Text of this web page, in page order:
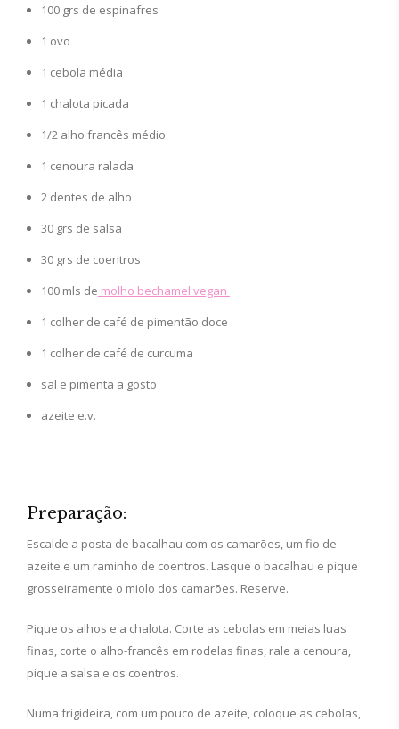
100 grs de espinafres
1 ovo
1 cebola média
1 chalota picada
1/2 alho francês médio
1 cenoura ralada
2 dentes de alho
30 grs de salsa
30 grs de coentros
100 mls de molho bechamel vegan
1 colher de café de pimentão doce
1 colher de café de curcuma
sal e pimenta a gosto
azeite e.v.
Preparação:
Escalde a posta de bacalhau com os camarões, um fio de
azeite e um raminho de coentros. Lasque o bacalhau e pique
grosseiramente o miolo dos camarões. Reserve.
Pique os alhos e a chalota. Corte as cebolas em meias luas
finas, corte o alho-francês em rodelas finas, rale a cenoura,
pique a salsa e os coentros.
Numa frigideira, com um pouco de azeite, coloque as cebolas,